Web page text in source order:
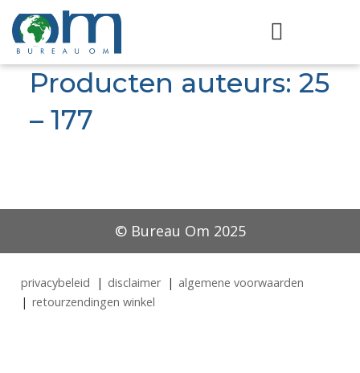
Producten auteurs: 25
– 177
© Bureau Om 2025
privacybeleid disclaimer
algemene voorwaarden
retourzendingen winkel